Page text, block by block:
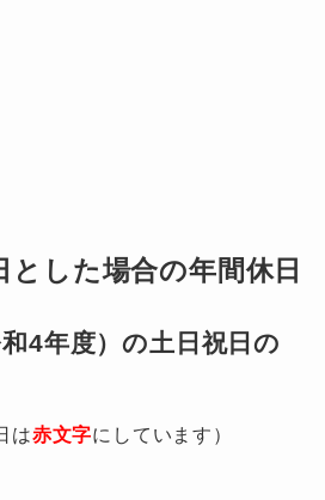
とした場合の年間休日
4年度）の土日祝日の
は赤文字にしています）